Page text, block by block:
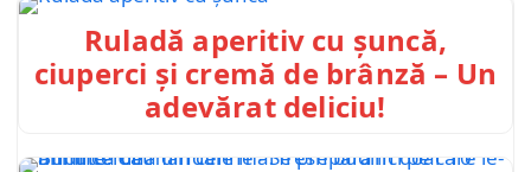
Ruladă aperitiv cu șuncă,
ciuperci și cremă de brânză – Un
adevărat deliciu!